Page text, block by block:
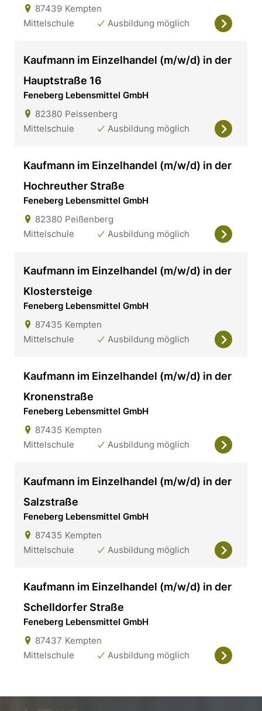
87439 Kempten
Mittelschule
Ausbildung möglich
Kaufmann im Einzelhandel (m/w/d) in der
Hauptstraße 16
Feneberg Lebensmittel GmbH
82380 Peissenberg
Mittelschule
Ausbildung möglich
Kaufmann im Einzelhandel (m/w/d) in der
Hochreuther Straße
Feneberg Lebensmittel GmbH
82380 Peißenberg
Mittelschule
Ausbildung möglich
Kaufmann im Einzelhandel (m/w/d) in der
Klostersteige
Feneberg Lebensmittel GmbH
87435 Kempten
Mittelschule
Ausbildung möglich
Kaufmann im Einzelhandel (m/w/d) in der
Kronenstraße
Feneberg Lebensmittel GmbH
87435 Kempten
Mittelschule
Ausbildung möglich
Kaufmann im Einzelhandel (m/w/d) in der
Salzstraße
Feneberg Lebensmittel GmbH
87435 Kempten
Mittelschule
Ausbildung möglich
Kaufmann im Einzelhandel (m/w/d) in der
Schelldorfer Straße
Feneberg Lebensmittel GmbH
87437 Kempten
Mittelschule
Ausbildung möglich